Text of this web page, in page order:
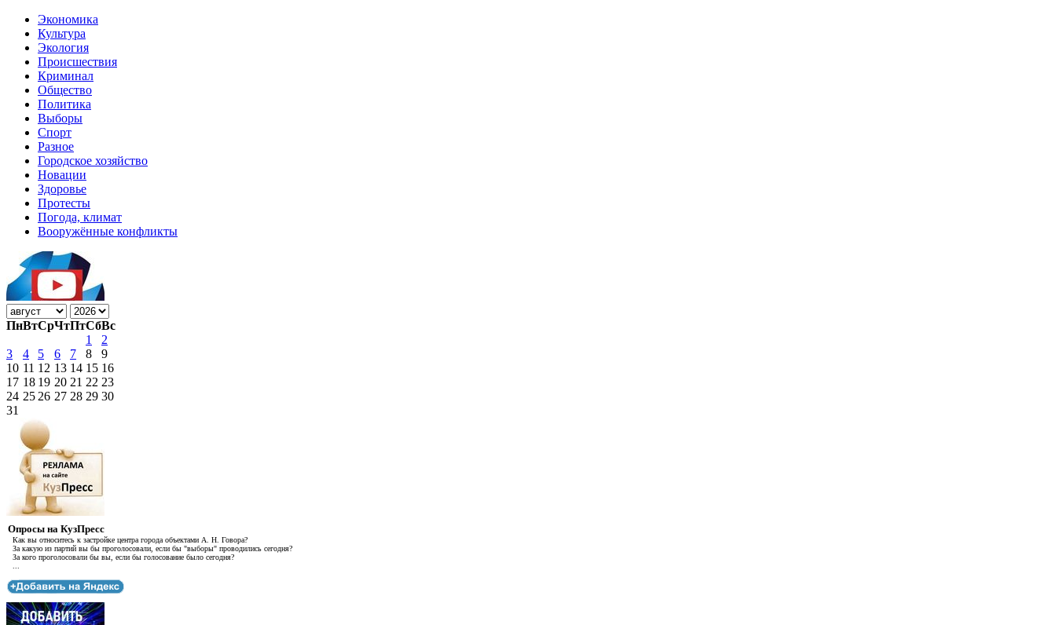
Экономика
Культура
Экология
Происшествия
Криминал
Общество
Политика
Выборы
Спорт
Разное
Городское хозяйство
Новации
Здоровье
Протесты
Погода, климат
Вооружённые конфликты
ПнВтСрЧтПтСбВс
1
2
3
4 5 6 7 8
9
10 11 12 13 14 15 16
17 18 19 20 21 22 23
24 25 26 27 28 29 30
31
Опросы на КузПресс
Как вы относитесь к застройке центра города объектами А. Н. Говора?
За какую из партий вы бы проголосовали, если бы "выборы" проводились сегодня?
За кого проголосовали бы вы, если бы голосование было сегодня?